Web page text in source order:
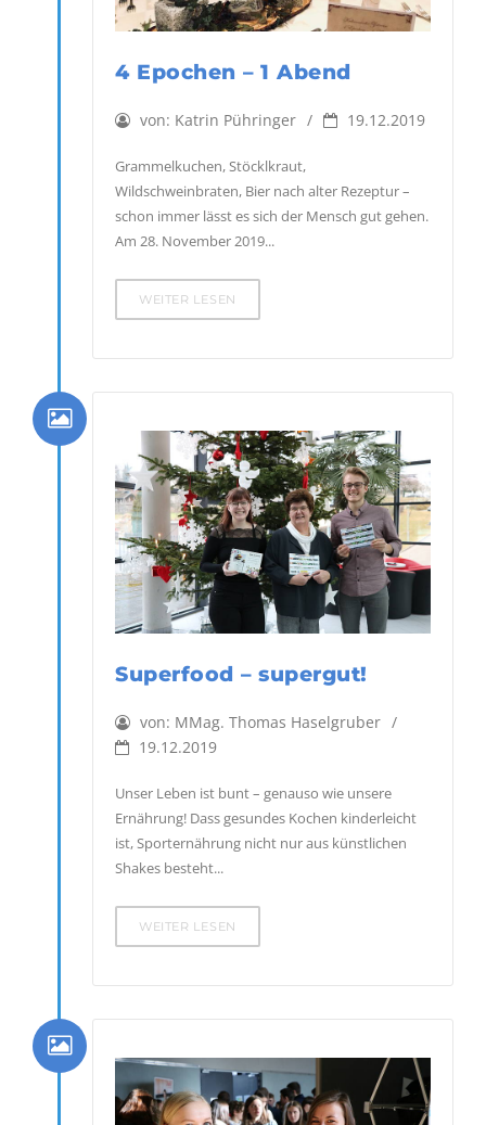
4 Epochen – 1 Abend
von: Katrin Pühringer 19.12.2019
Grammelkuchen, Stöcklkraut,
Wildschweinbraten, Bier nach alter Rezeptur –
schon immer lässt es sich der Mensch gut gehen.
Am 28. November 2019...
WEITER LESEN
Superfood – supergut!
von: MMag. Thomas Haselgruber
19.12.2019
Unser Leben ist bunt – genauso wie unsere
Ernährung! Dass gesundes Kochen kinderleicht
ist, Sporternährung nicht nur aus künstlichen
Shakes besteht...
WEITER LESEN